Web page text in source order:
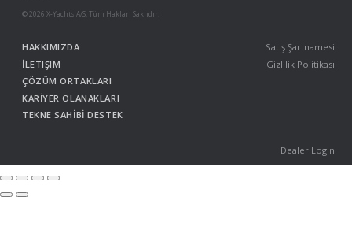
© 2026 X-Yachts A/S. Tüm Hakları Saklıdır.
HAKKIMIZDA
İLETIŞIM
ÇÖZÜM ORTAKLARI
KARİYER OLANAKLARI
TEKNE SAHİBİ DESTEK
Dealer Login
Satış Şartnamesi
Gizlilik Politikası